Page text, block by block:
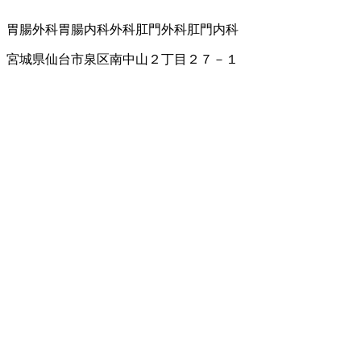
胃腸外科胃腸内科外科肛門外科肛門内科
宮城県仙台市泉区南中山２丁目２７－１